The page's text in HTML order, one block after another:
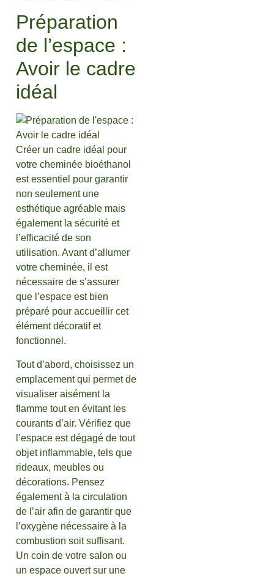
Préparation
de l’espace :
Avoir le cadre
idéal
Créer un cadre idéal pour
votre cheminée bioéthanol
est essentiel pour garantir
non seulement une
esthétique agréable mais
également la sécurité et
l’efficacité de son
utilisation. Avant d’allumer
votre cheminée, il est
nécessaire de s’assurer
que l’espace est bien
préparé pour accueillir cet
élément décoratif et
fonctionnel.
Tout d’abord, choisissez un
emplacement qui permet de
visualiser aisément la
flamme tout en évitant les
courants d’air. Vérifiez que
l’espace est dégagé de tout
objet inflammable, tels que
rideaux, meubles ou
décorations. Pensez
également à la circulation
de l’air afin de garantir que
l’oxygène nécessaire à la
combustion soit suffisant.
Un coin de votre salon ou
un espace ouvert sur une